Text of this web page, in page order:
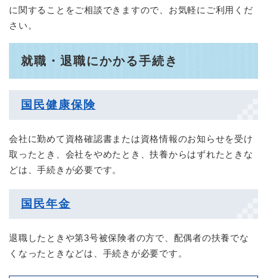
に関することをご相談できますので、お気軽にご利用くだ
さい。
就職・退職にかかる手続き
国民健康保険
会社に勤めて資格確認書または資格情報のお知らせを受け
取ったとき、会社をやめたとき、扶養からはずれたときな
どは、手続きが必要です。
国民年金
​退職したときや第3号被保険者の方で、配偶者の扶養でな
くなったときなどは、手続きが必要です。